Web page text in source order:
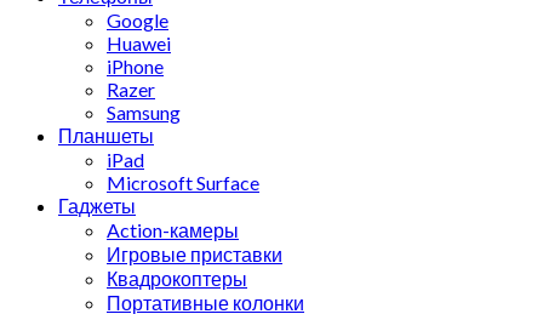
Google
Huawei
iPhone
Razer
Samsung
Планшеты
iPad
Microsoft Surface
Гаджеты
Action-камеры
Игровые приставки
Квадрокоптеры
Портативные колонки